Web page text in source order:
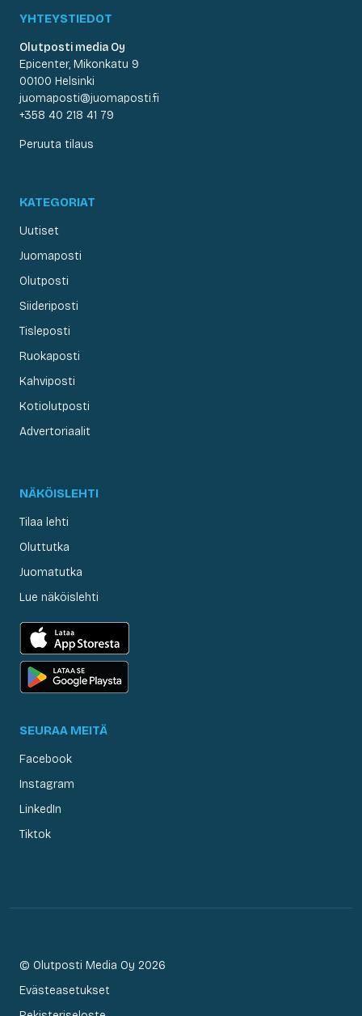
YHTEYSTIEDOT
Olutposti media Oy
Epicenter, Mikonkatu 9
00100 Helsinki
juomaposti@juomaposti.fi
+358 40 218 41 79
Peruuta tilaus
KATEGORIAT
Uutiset
Juomaposti
Olutposti
Siideriposti
Tisleposti
Ruokaposti
Kahviposti
Kotiolutposti
Advertoriaalit
NÄKÖISLEHTI
Tilaa lehti
Oluttutka
Juomatutka
Lue näköislehti
SEURAA MEITÄ
Facebook
Instagram
LinkedIn
Tiktok
© Olutposti Media Oy 2026
Evästeasetukset